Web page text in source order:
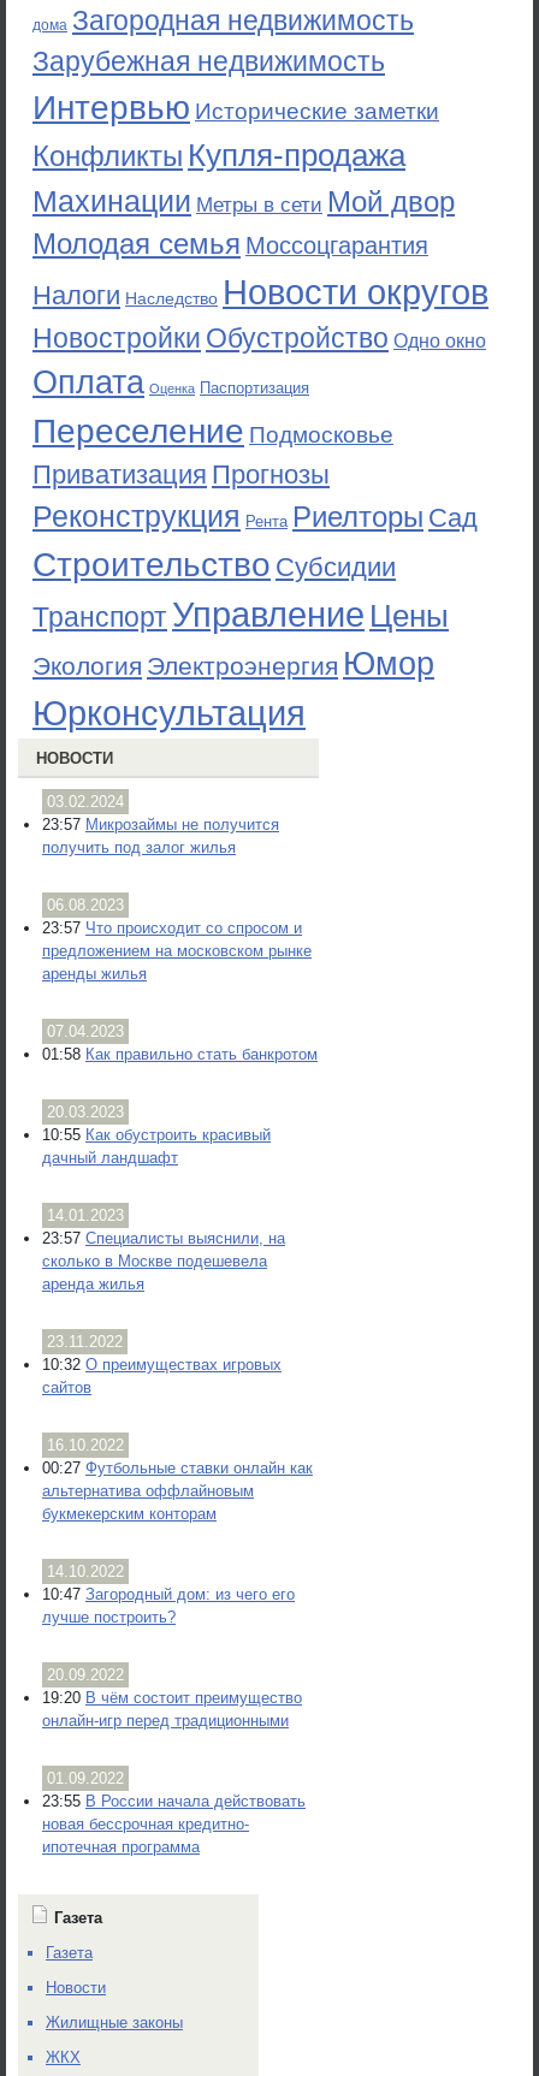
дома Загородная недвижимость
Зарубежная недвижимость
Интервью Исторические заметки
Конфликты Купля-продажа
Махинации Метры в сети Мой двор
Молодая семья Моссоцгарантия
Налоги Наследство Новости округов
Новостройки Обустройство Одно окно
Оплата Оценка Паспортизация
Переселение Подмосковье
Приватизация Прогнозы
Реконструкция Рента Риелторы Сад
Строительство Субсидии
ТранспортУправление Цены
Экология Электроэнергия Юмор
Юрконсультация
НОВОСТИ
03.02.2024
23:57 Микрозаймы не получится
получить под залог жилья
06.08.2023
23:57 Что происходит со спросом и
предложением на московском рынке
аренды жилья
07.04.2023
01:58 Как правильно стать банкротом
20.03.2023
10:55 Как обустроить красивый
дачный ландшафт
14.01.2023
23:57 Специалисты выяснили, на
сколько в Москве подешевела
аренда жилья
23.11.2022
10:32 О преимуществах игровых
сайтов
16.10.2022
00:27 Футбольные ставки онлайн как
альтернатива оффлайновым
букмекерским конторам
14.10.2022
10:47 Загородный дом: из чего его
лучше построить?
20.09.2022
19:20 В чём состоит преимущество
онлайн-игр перед традиционными
01.09.2022
23:55 В России начала действовать
новая бессрочная кредитно-
ипотечная программа
Газета
Газета
Новости
Жилищные законы
ЖКХ